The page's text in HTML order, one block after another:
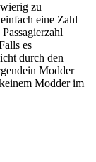
zu
eine Zahl
es
durch den
Modder
Modder im